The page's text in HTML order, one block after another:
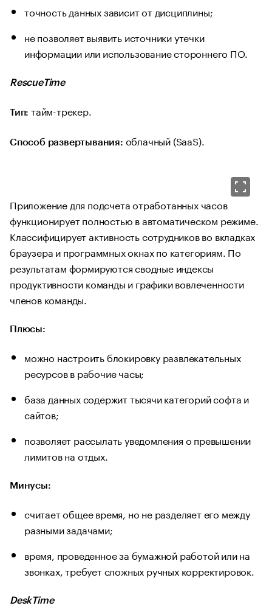
точность данных зависит от дисциплины;
не позволяет выявить источники утечки
информации или использование стороннего ПО.
RescueTime
Тип: тайм-трекер.
Способ развертывания: облачный (SaaS).
Приложение для подсчета отработанных часов
функционирует полностью в автоматическом режиме.
Классифицирует активность сотрудников во вкладках
браузера и программных окнах по категориям. По
результатам формируются сводные индексы
продуктивности команды и графики вовлеченности
членов команды.
Плюсы:
можно настроить блокировку развлекательных
ресурсов в рабочие часы;
база данных содержит тысячи категорий софта и
сайтов;
позволяет рассылать уведомления о превышении
лимитов на отдых.
Минусы:
считает общее время, но не разделяет его между
разными задачами;
время, проведенное за бумажной работой или на
звонках, требует сложных ручных корректировок.
DeskTime